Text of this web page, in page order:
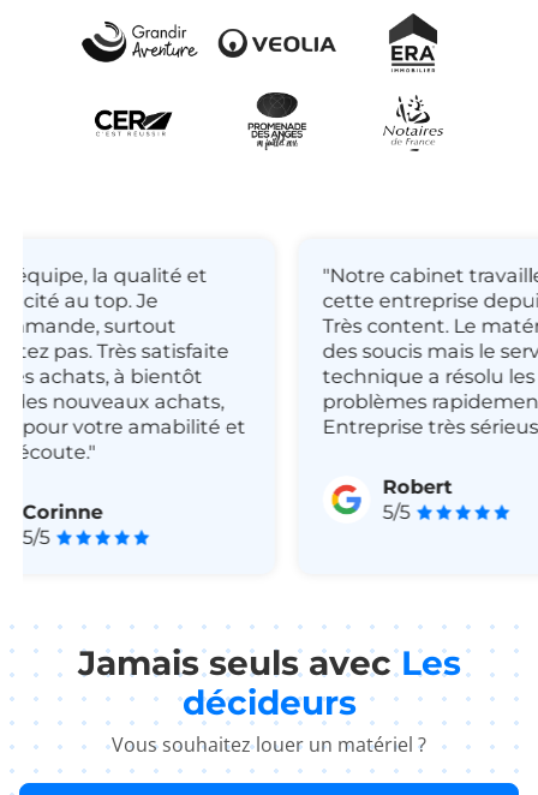
équipe, la qualité et
au top. Je
surtout
pas. Très satisfaite
achats, à bientôt
nouveaux achats,
pour votre amabilité et
écoute."
Corinne
5/5
"Notre cabinet
cette entreprise
Très content. Le
des soucis mais le
technique a résolu les
problèmes
Entreprise très
Robert
5/5
Jamais seuls avecLes
décideurs
Vous souhaitez louer un matériel ?